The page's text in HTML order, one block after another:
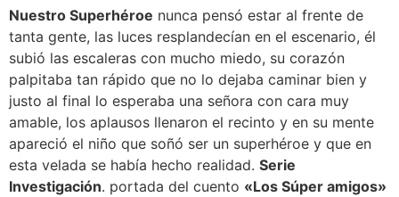
Nuestro Superhéroe nunca pensó estar al frente de
tanta gente, las luces resplandecían en el escenario, él
subió las escaleras con mucho miedo, su corazón
palpitaba tan rápido que no lo dejaba caminar bien y
justo al final lo esperaba una señora con cara muy
amable, los aplausos llenaron el recinto y en su mente
apareció el niño que soñó ser un superhéroe y que en
esta velada se había hecho realidad. Serie
Investigación. portada del cuento «Los Súper amigos»